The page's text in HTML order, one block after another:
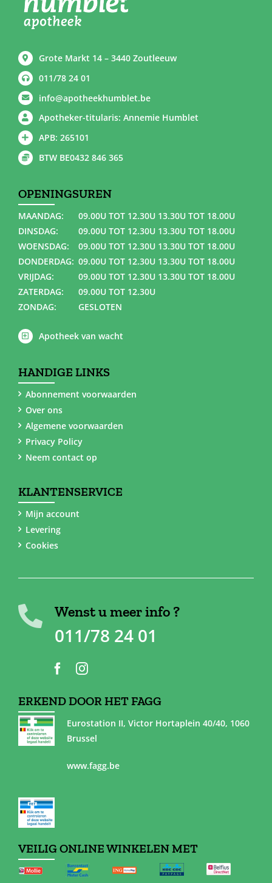
Grote Markt 14 – 3440 Zoutleeuw
011/78 24 01
info@apotheekhumblet.be
Apotheker-titularis: Annemie Humblet
APB: 265101
BTW BE0432 846 365
OPENINGSUREN
MAANDAG:
09.00U TOT 12.30U 13.30U TOT 18.00U
DINSDAG:
09.00U TOT 12.30U 13.30U TOT 18.00U
WOENSDAG:
09.00U TOT 12.30U 13.30U TOT 18.00U
DONDERDAG: 09.00U TOT 12.30U 13.30U TOT 18.00U
VRIJDAG:
09.00U TOT 12.30U 13.30U TOT 18.00U
ZATERDAG:
09.00U TOT 12.30U
ZONDAG:
GESLOTEN
Apotheek van wacht
HANDIGE LINKS
Abonnement voorwaarden
Over ons
Algemene voorwaarden
Privacy Policy
Neem contact op
KLANTENSERVICE
Mijn account
Levering
Cookies
Wenst u meer info ?
011/78 24 01
ERKEND DOOR HET FAGG
Eurostation II, Victor Hortaplein 40/40, 1060
Brussel
www.fagg.be
VEILIG ONLINE WINKELEN MET